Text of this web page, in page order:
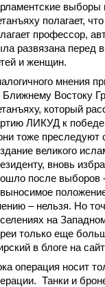
выборы
полагает,
профессор,
развязана перед
и женщин.
мнения
Ближнему Востоку
который
ЛИКУД к
тоже
великого
вновь
после выборов
– нельзя. Но
на
только еще
в блоге на
операция носит
Танки и